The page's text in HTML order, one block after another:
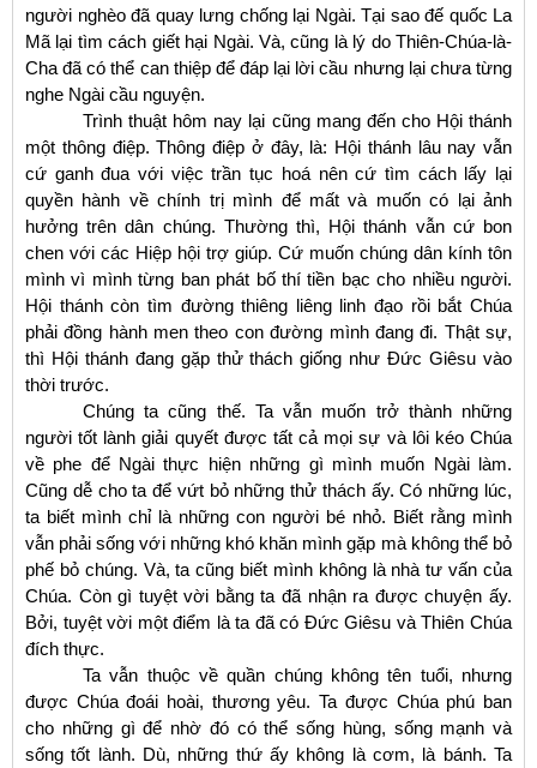
người nghèo đã quay lưng chống lại Ngài. Tại sao đế quốc La
Mã lại tìm cách giết hại Ngài. Và, cũng là lý do Thiên-Chúa-là-
Cha đã có thể can thiệp để đáp lại lời cầu nhưng lại chưa từng
nghe Ngài cầu nguyện.
Trình thuật hôm nay lại cũng mang đến cho Hội thánh
một thông điệp. Thông điệp ở đây, là: Hội thánh lâu nay vẫn
cứ ganh đua với việc trần tục hoá nên cứ tìm cách lấy lại
quyền hành về chính trị mình để mất và muốn có lại ảnh
hưởng trên dân chúng. Thường thì, Hội thánh vẫn cứ bon
chen với các Hiệp hội trợ giúp. Cứ muốn chúng dân kính tôn
mình vì mình từng ban phát bố thí tiền bạc cho nhiều người.
Hội thánh còn tìm đường thiêng liêng linh đạo rồi bắt Chúa
phải đồng hành men theo con đường mình đang đi. Thật sự,
thì Hội thánh đang gặp thử thách giống như Đức Giêsu vào
thời trước.
Chúng ta cũng thế. Ta vẫn muốn trở thành những
người tốt lành giải quyết được tất cả mọi sự và lôi kéo Chúa
về phe để Ngài thực hiện những gì mình muốn Ngài làm.
Cũng dễ cho ta để vứt bỏ những thử thách ấy. Có những lúc,
ta biết mình chỉ là những con người bé nhỏ. Biết rằng mình
vẫn phải sống với những khó khăn mình gặp mà không thể bỏ
phế bỏ chúng. Và, ta cũng biết mình không là nhà tư vấn của
Chúa. Còn gì tuyệt vời bằng ta đã nhận ra được chuyện ấy.
Bởi, tuyệt vời một điểm là ta đã có Đức Giêsu và Thiên Chúa
đích thực.
Ta vẫn thuộc về quần chúng không tên tuổi, nhưng
được Chúa đoái hoài, thương yêu. Ta được Chúa phú ban
cho những gì để nhờ đó có thể sống hùng, sống mạnh và
sống tốt lành. Dù, những thứ ấy không là cơm, là bánh. Ta